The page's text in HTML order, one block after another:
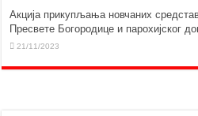
Aкција прикупљања новчаних
Пресвете Богородице и парохијског
21/11/2023